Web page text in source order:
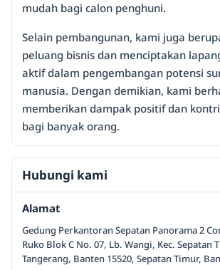
mudah bagi calon penghuni.
Selain pembangunan, kami juga
peluang bisnis dan menciptakan
aktif dalam pengembangan potensi
manusia. Dengan demikian, kami
memberikan dampak positif dan
bagi banyak orang.
Hubungi kami
Alamat
Gedung Perkantoran Sepatan Panorama 2
Ruko Blok C No. 07, Lb. Wangi, Kec. Sepatan
Tangerang, Banten 15520, Sepatan Timur,